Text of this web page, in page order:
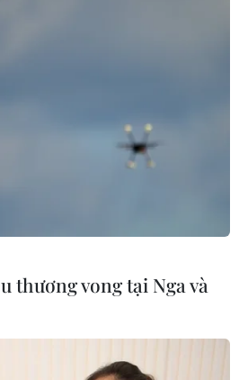
vực Trung Bộ có khả
thương vong tại Nga và